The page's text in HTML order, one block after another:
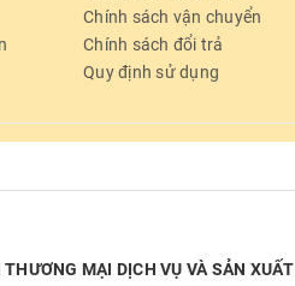
Chính sách vận chuyển
Chính sách đổi trả
Quy định sử dụng
MẠI DỊCH VỤ VÀ SẢN XUẤT